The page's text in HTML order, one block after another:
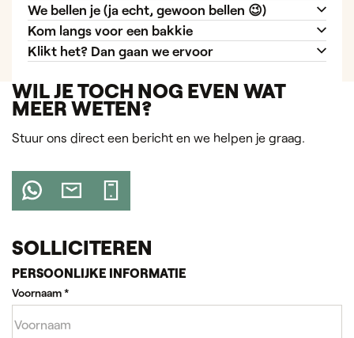
We bellen je (ja echt, gewoon bellen 😉)
Kom langs voor een bakkie
Klikt het? Dan gaan we ervoor
WIL JE TOCH NOG EVEN WAT
MEER WETEN?
Stuur ons direct een bericht en we helpen je graag.
SOLLICITEREN
PERSOONLIJKE INFORMATIE
Voornaam*